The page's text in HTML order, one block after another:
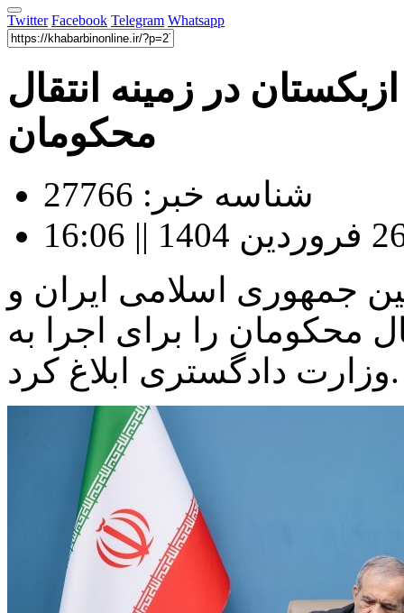
Twitter Facebook Telegram Whatsapp
در زمینه انتقال
محکومان
شناسه خبر: 27766
جمهوری اسلامی ایران و
محکومان را برای اجرا به
وزارت دادگستری ابلاغ کرد.